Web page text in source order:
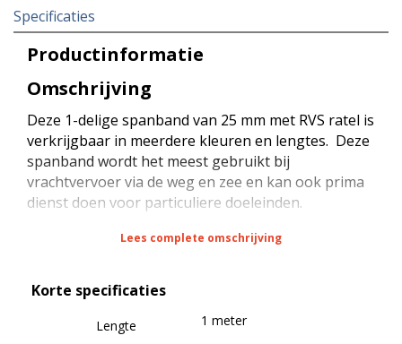
Specificaties
Productinformatie
Omschrijving
Deze 1-delige spanband van 25 mm met RVS ratel is
verkrijgbaar in meerdere kleuren en lengtes. Deze
spanband wordt het meest gebruikt bij
vrachtvervoer via de weg en zee en kan ook prima
dienst doen voor particuliere doeleinden.
De spanband heeft een sterkte van 1500 daN bij
daN (STF) bij kracht zekeren (neerbinden). De
spanband is voorzien van een RVS ratel met een
maximale belasting van 750 daN en een sterkte van
Lees complete omschrijving
Korte specificaties
Lengte 1 meter